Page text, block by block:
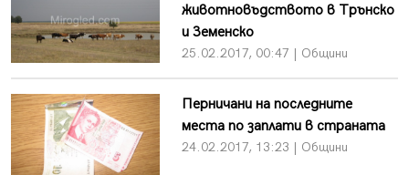
животновъдството в Трънско
и Земенско
25.02.2017, 00:47 | Общини
Перничани на последните
места по заплати в страната
24.02.2017, 13:23 | Общини